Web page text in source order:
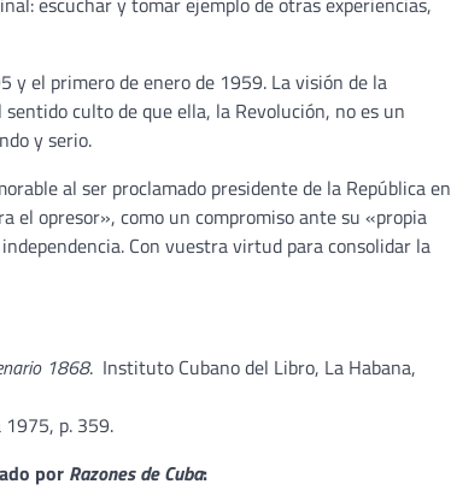
y el primero de enero de 1959. La visión de la
culto de que ella, la Revolución, no es un
y serio.
al ser proclamado presidente de la República en
el opresor», como un compromiso ante su «propia
Con vuestra virtud para consolidar la
1868. Instituto Cubano del Libro, La Habana,
1975, p. 359.
por Razones de Cuba: